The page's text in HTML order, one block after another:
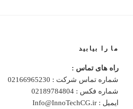
ما را بیابید
راه های تماس :
شماره تماس شرکت : 02166965230
شماره فکس : 02189784804
ایمیل : Info@InnoTechCG.ir